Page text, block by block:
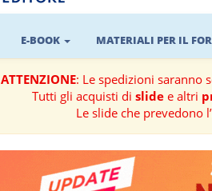
E-BOOK MATERIALI PER IL
ATTENZIONE: Le spedizioni saranno
Tutti gli acquisti di slidee altri
Le slide che prevedono